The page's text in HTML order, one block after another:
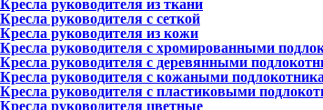
Кресла руководителя из ткани
Кресла руководителя с сеткой
Кресла руководителя из кожи
Кресла руководителя с хромированными
Кресла руководителя с деревянными
Кресла руководителя с кожаными
Кресла руководителя с пластиковыми
Кресла руководителя цветные